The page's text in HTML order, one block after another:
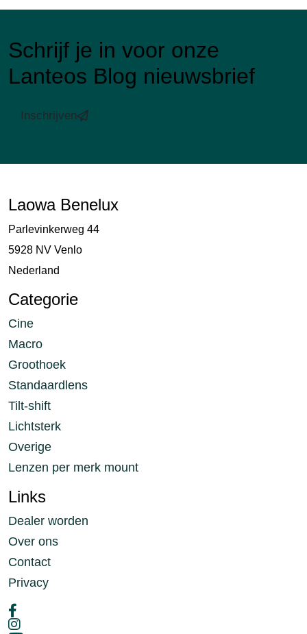
Schrijf je in voor onze
Lanteos Blog nieuwsbrief
Inschrijven
Laowa Benelux
Parlevinkerweg 44
5928 NV Venlo
Nederland
Categorie
Cine
Macro
Groothoek
Standaardlens
Tilt-shift
Lichtsterk
Overige
Lenzen per merk mount
Links
Dealer worden
Over ons
Contact
Privacy